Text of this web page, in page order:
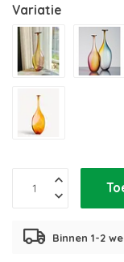
Variatie
Binnen 1-2